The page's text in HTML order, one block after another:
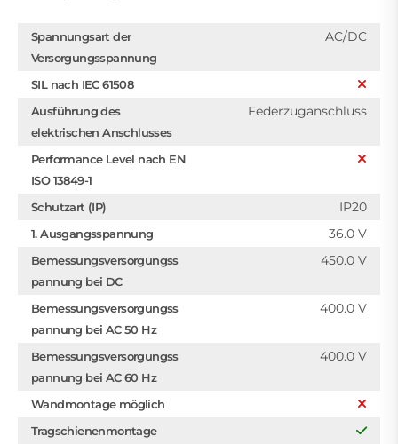
Spannungsart der
Versorgungsspannung
AC/DC
SIL nach IEC 61508
Ausführung des
elektrischen Anschlusses
Federzuganschluss
Performance Level nach EN
ISO 13849-1
Schutzart (IP)
IP20
1. Ausgangsspannung 36.0 V
Bemessungsversorgungss
pannung bei DC
450.0 V
Bemessungsversorgungss
pannung bei AC 50 Hz
400.0 V
Bemessungsversorgungss
pannung bei AC 60 Hz
400.0 V
Wandmontage möglich
Tragschienenmontage